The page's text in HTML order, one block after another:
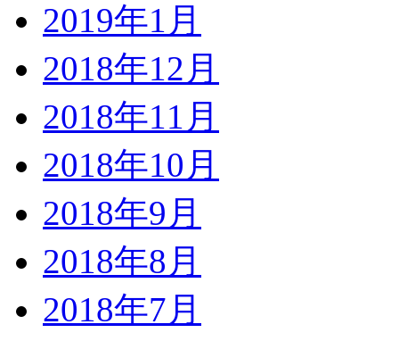
2019年1月
2018年12月
2018年11月
2018年10月
2018年9月
2018年8月
2018年7月